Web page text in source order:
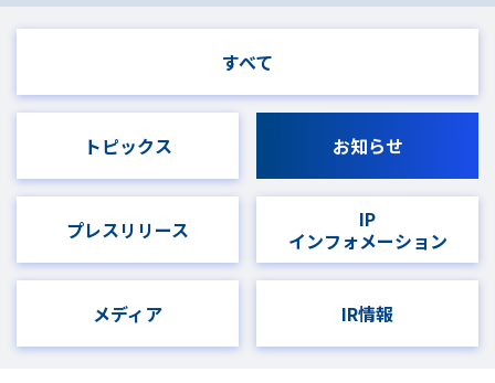
すべて
トピックス お知らせ
プレスリリース
IP
インフォメーション
メディア IR情報